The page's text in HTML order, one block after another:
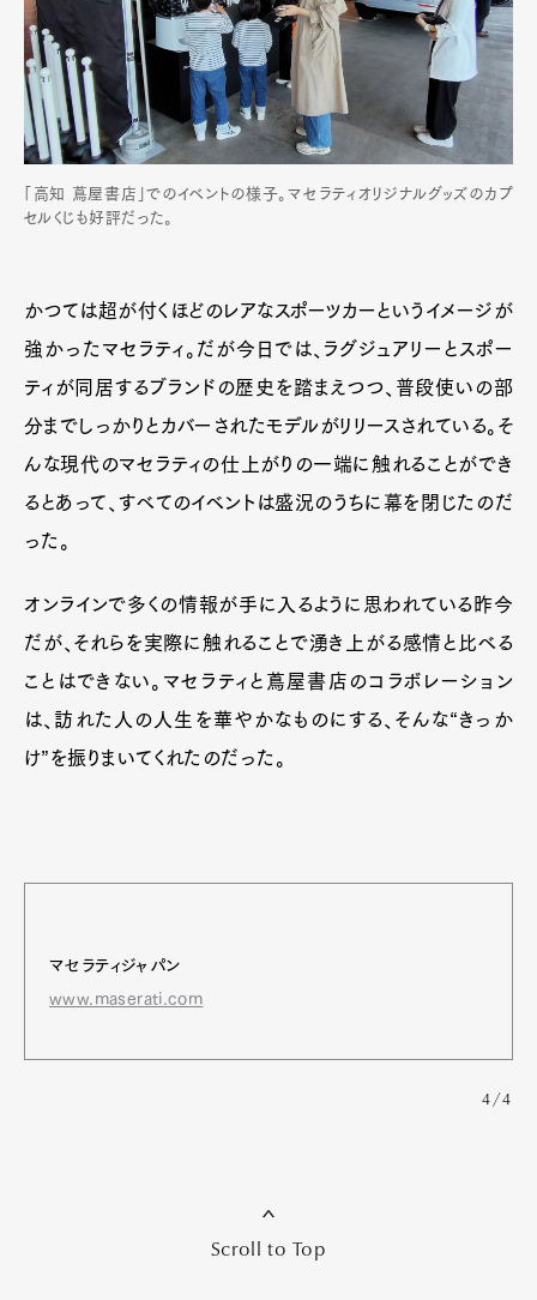
「高知 蔦屋書店」でのイベントの様子。マセラティオリジナルグッズのカプ
セルくじも好評だった。
かつては超が付くほどのレアなスポーツカーというイメージが
強かったマセラティ。だが今日では、ラグジュアリーとスポー
ティが同居するブランドの歴史を踏まえつつ、普段使いの部
分までしっかりとカバーされたモデルがリリースされている。そ
んな現代のマセラティの仕上がりの一端に触れることができ
るとあって、すべてのイベントは盛況のうちに幕を閉じたのだ
った。
オンラインで多くの情報が手に入るように思われている昨今
だが、それらを実際に触れることで湧き上がる感情と比べる
ことはできない。マセラティと蔦屋書店のコラボレーション
は、訪れた人の人生を華やかなものにする、そんな“きっか
け”を振りまいてくれたのだった。
マセラティジャパン
www.maserati.com
4/4
Scroll to Top